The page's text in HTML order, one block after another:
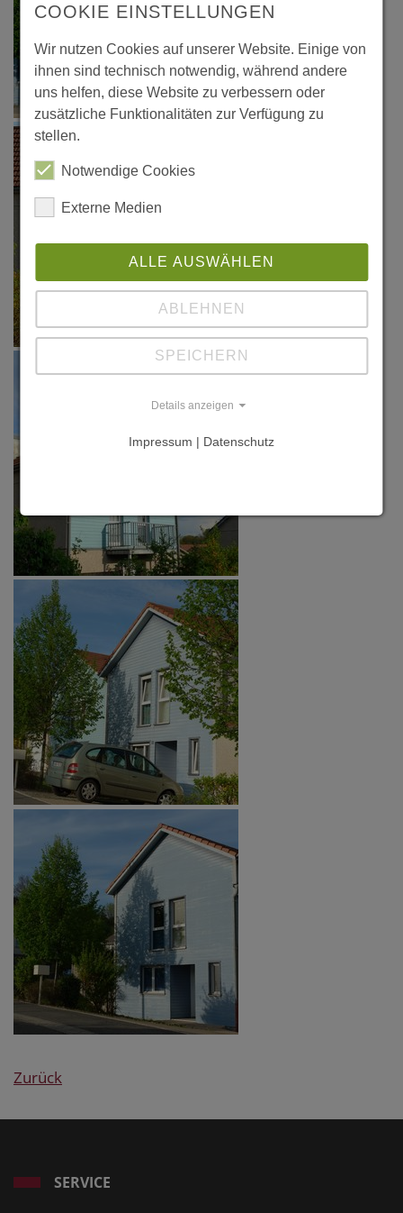
Zurück
SERVICE
COOKIE EINSTELLUNGEN
Wir nutzen Cookies auf unserer Website. Einige von
ihnen sind technisch notwendig, während andere
uns helfen, diese Website zu verbessern oder
zusätzliche Funktionalitäten zur Verfügung zu
stellen.
Notwendige Cookies
Externe Medien
ALLE AUSWÄHLEN
ABLEHNEN
SPEICHERN
Details anzeigen
Impressum | Datenschutz